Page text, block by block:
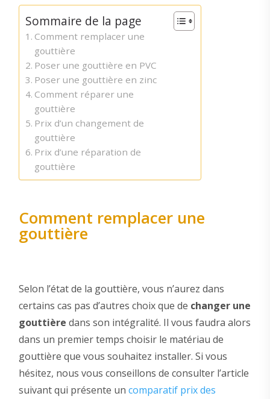
Sommaire de la page
Comment remplacer une
gouttière
Poser une gouttière en PVC
Poser une gouttière en zinc
Comment réparer une
gouttière
Prix d’un changement de
gouttière
Prix d’une réparation de
gouttière
Comment remplacer une
gouttière
Selon l’état de la gouttière, vous n’aurez dans
certains cas pas d’autres choix que de changer une
gouttière dans son intégralité. Il vous faudra alors
dans un premier temps choisir le matériau de
gouttière que vous souhaitez installer. Si vous
hésitez, nous vous conseillons de consulter l’article
suivant qui présente un comparatif prix des